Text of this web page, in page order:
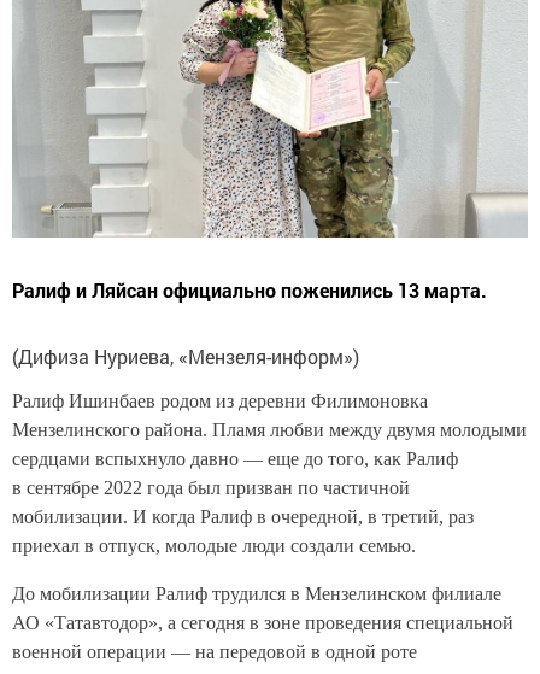
Ралиф и Ляйсан официально поженились 13 марта.
(Дифиза Нуриева, «Мензеля-информ»)
Ралиф Ишинбаев родом из деревни Филимоновка
Мензелинского района. Пламя любви между двумя молодыми
сердцами вспыхнуло давно — еще до того, как Ралиф
в сентябре 2022 года был призван по частичной
мобилизации. И когда Ралиф в очередной, в третий, раз
приехал в отпуск, молодые люди создали семью.
До мобилизации Ралиф трудился в Мензелинском филиале
АО «Татавтодор», а сегодня в зоне проведения специальной
военной операции — на передовой в одной роте